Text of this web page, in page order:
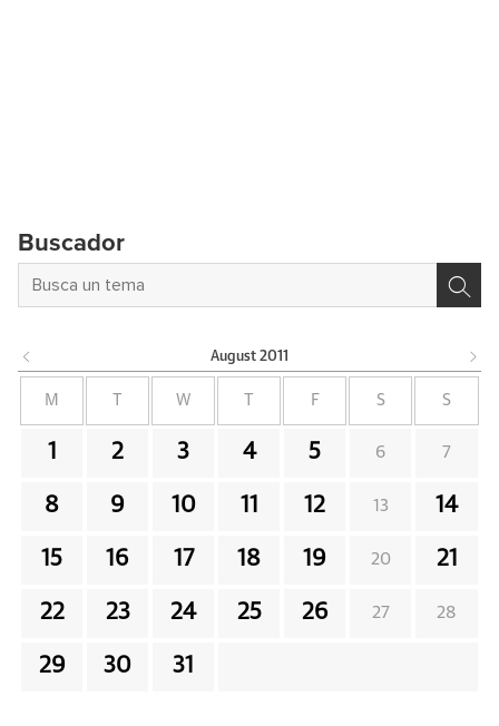
Buscador
August 2011
M W F S S
1 2 3 4 5 6 7
8 9 10 11 12 13 14
15 16 17 18 19 20 21
22 23 24 25 26 27 28
29 30 31